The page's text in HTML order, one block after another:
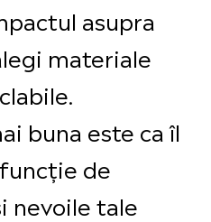
asupra
materiale
buna este ca îl
de
nevoile tale